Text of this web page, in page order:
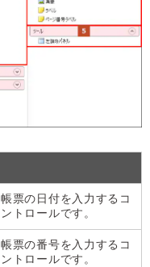
帳票の日付を入力するコ
ントロールです。
帳票の番号を入力するコ
ントロールです。